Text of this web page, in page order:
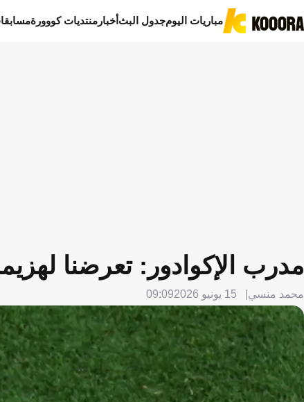
مباريات اليومجدول البثأخبار منتديات كووورة
مدرب الإكوادور: تعرضنا
محمد منسي 15 يونيو 2026 09:09